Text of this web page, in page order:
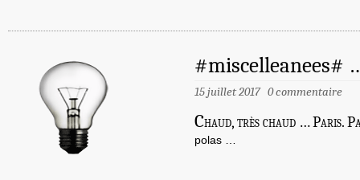
#miscelleanees#
15 juillet 2017 0 commentaire
Chaud, très chaud … Paris.
polas …